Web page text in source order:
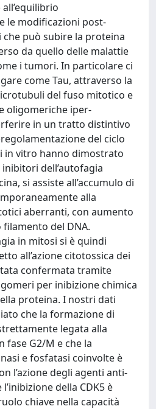
le modificazioni post-
può subire la proteina
da quello delle malattie
i tumori. In particolare ci
come Tau, attraverso la
del fuso mitotico e
oligomeriche iper-
in un tratto distintivo
del ciclo
in vitro hanno dimostrato
dell’autofagia
si assiste all’accumulo di
alla
aberranti, con aumento
del DNA.
in mitosi si è quindi
all’azione citotossica dei
confermata tramite
per inibizione chimica
proteina. I nostri dati
che la formazione di
legata alla
fase G2/M e che la
e fosfatasi coinvolte è
l’azione degli agenti anti-
della CDK5 è
chiave nella capacità